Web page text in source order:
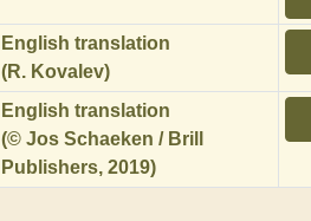
English translation
(R. Kovalev)
English translation
(© Jos Schaeken / Brill
Publishers, 2019)